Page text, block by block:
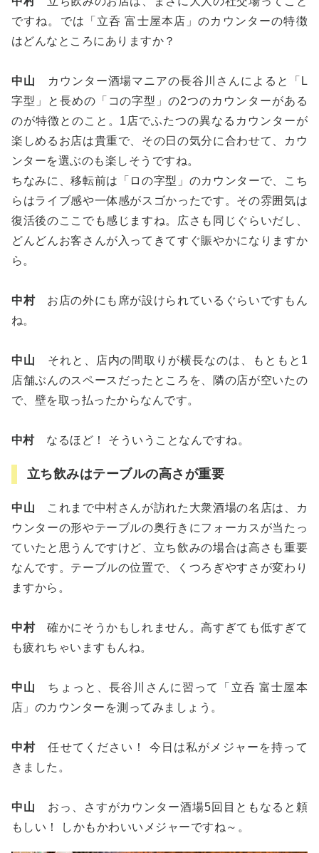
ですね。では「立呑 富士屋本店」のカウンターの特徴
はどんなところにありますか？
中山
カウンター酒場マニアの長谷川さんによると「L
字型」と長めの「コの字型」の2つのカウンターがある
のが特徴とのこと。1店でふたつの異なるカウンターが
楽しめるお店は貴重で、その日の気分に合わせて、カウ
ンターを選ぶのも楽しそうですね。
ちなみに、移転前は「ロの字型」のカウンターで、こち
らはライブ感や一体感がスゴかったです。その雰囲気は
復活後のここでも感じますね。広さも同じぐらいだし、
どんどんお客さんが入ってきてすぐ賑やかになりますか
ら。
中村お店の外にも席が設けられているぐらいですもん
ね。
中山
それと、店内の間取りが横長なのは、もともと1
店舗ぶんのスペースだったところを、隣の店が空いたの
で、壁を取っ払ったからなんです。
中村なるほど！ そういうことなんですね。
立ち飲みはテーブルの高さが重要
中山 これまで中村さんが訪れた大衆酒場の名店は、カ
ウンターの形やテーブルの奥行きにフォーカスが当たっ
ていたと思うんですけど、立ち飲みの場合は高さも重要
なんです。テーブルの位置で、くつろぎやすさが変わり
ますから。
中村確かにそうかもしれません。高すぎても低すぎて
も疲れちゃいますもんね。
中山
ちょっと、長谷川さんに習って「立呑 富士屋本
店」のカウンターを測ってみましょう。
中村 任せてください！ 今日は私がメジャーを持って
きました。
中山
おっ、さすがカウンター酒場5回目ともなると頼
もしい！ しかもかわいいメジャーですね～。